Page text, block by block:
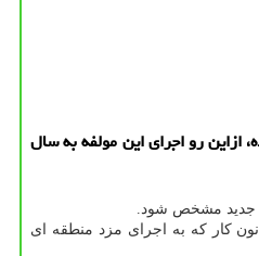
ازاین رو اجرای این مولفه به سال
جدید مشخص شود.
شورایعالی کار اضافه کرد: در جلسه قبلی بحث مزد منطقه ای از جانب نمایندگان کارفرماها عنوان شد. نمایندگان کارفرماها می گویند با عنایت به شرح ماده ۱۳۹ و ۱۴۰ قانون کار که به اجرای مزد منطقه ای